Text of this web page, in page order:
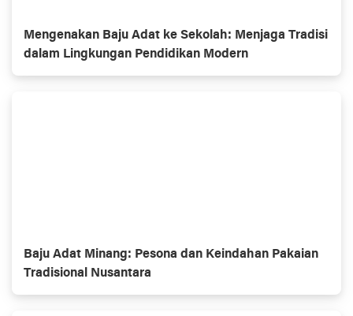
Mengenakan Baju Adat ke Sekolah: Menjaga Tradisi
dalam Lingkungan Pendidikan Modern
Baju Adat Minang: Pesona dan Keindahan Pakaian
Tradisional Nusantara